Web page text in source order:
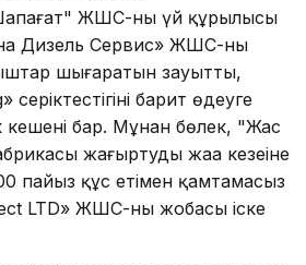
ЖШС-ның үй құрылысы
Дизель Сервис» ЖШС-ның
шығаратын зауытты,
барит өңдеуге
кешені бар. Мұнан бөлек, "Жас
жаңғыртудың жаңа кезеңіне
пайыз құс етімен қамтамасыз
LTD» ЖШС-ның жобасы іске